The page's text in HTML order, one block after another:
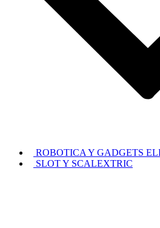
ROBOTICA Y GADGETS
SLOT Y SCALEXTRIC